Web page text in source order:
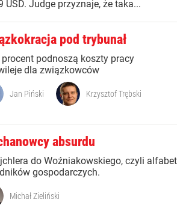
USD. Judge przyznaje, że taka...
pod trybunał
procent podnoszą koszty pracy
dla związkowców
Jan Piński Krzysztof Trębski
absurdu
do Woźniakowskiego, czyli alfabet
gospodarczych.
Michał Zieliński